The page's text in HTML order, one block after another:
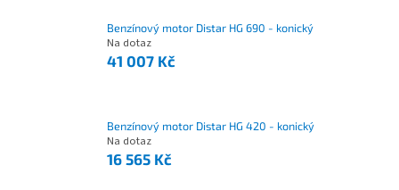
Benzínový motor Distar HG 690 - konický
Na dotaz
41 007 Kč
Benzínový motor Distar HG 420 - konický
Na dotaz
16 565 Kč